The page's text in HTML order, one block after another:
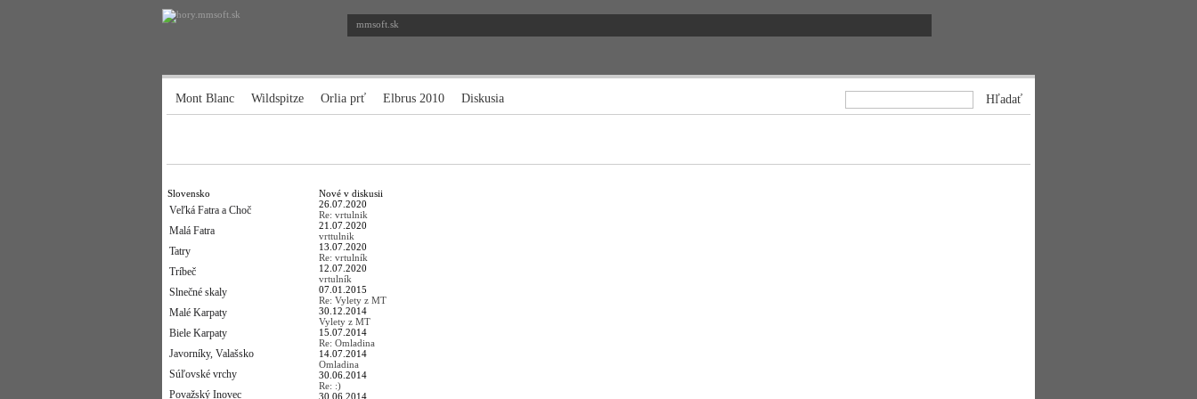
mmsoft.sk
Mont Blanc Wildspitze Orlia prť Elbrus 2010 Diskusia
Slovensko
Veľká Fatra a Choč
Malá Fatra
Tatry
Tríbeč
Slnečné skaly
Malé Karpaty
Biele Karpaty
Javorníky, Valašsko
Súľovské vrchy
Považský Inovec
Nové v diskusii
26.07.2020
Re: vrtulnik
21.07.2020
vrttulnik
13.07.2020
Re: vrtulník
12.07.2020
vrtulník
07.01.2015
Re: Vylety z MT
30.12.2014
Vylety z MT
15.07.2014
Re: Omladina
14.07.2014
Omladina
30.06.2014
Re: :)
30.06.2014